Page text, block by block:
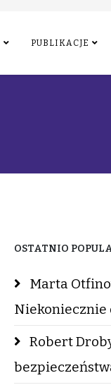
PUBLIKACJE
OSTATNIO
Marta
Niekoniecznie
Robert